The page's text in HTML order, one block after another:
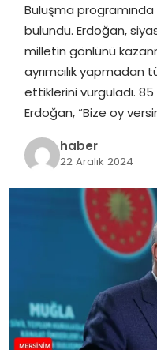
MAGAZIN
DÜNYA
OTOMOBIL
Buluşma
bulundu. Erdoğan,
milletin gönlünü
ayrımcılık yapmadan
ettiklerini vurguladı.
Erdoğan, “Bize oy
haber
22 Aralık 2024